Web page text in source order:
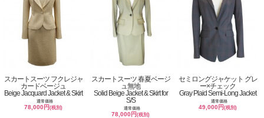
スカートスーツ フクレジャ
カードベージュ
Beige Jacquard Jacket & Skirt
通常価格
78,000円(税別)
スカートスーツ 春夏ベージ
ュ無地
Solid Beige Jacket & Skirt for
S/S
通常価格
78,000円(税別)
セミロングジャケット グレ
ー×チェック
Gray Plaid Semi-Long Jacket
通常価格
49,000円(税別)